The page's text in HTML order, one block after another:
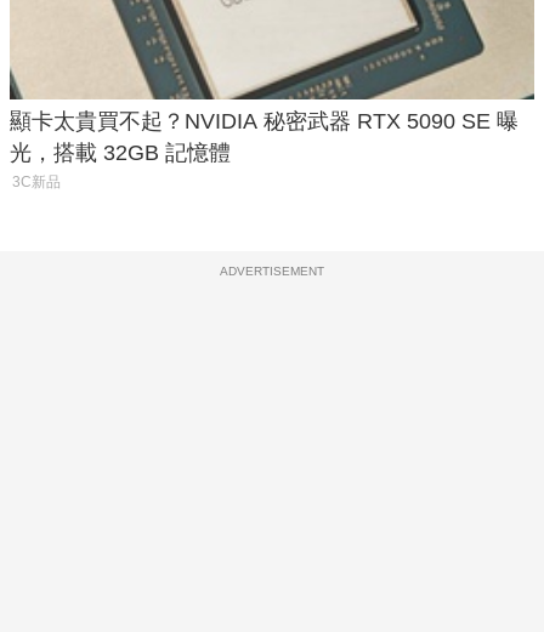
顯卡太貴買不起？NVIDIA 秘密武器 RTX 5090 SE 曝
光，搭載 32GB 記憶體
3C新品
ADVERTISEMENT